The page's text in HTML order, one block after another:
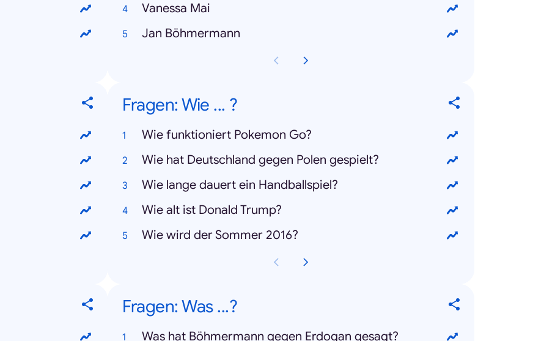
Vanessa Mai
Jan Böhmermann
Fragen: Wie ... ?
Wie funktioniert Pokemon Go?
Wie hat Deutschland gegen Polen gespielt?
Wie lange dauert ein Handballspiel?
Wie alt ist Donald Trump?
Wie wird der Sommer 2016?
Fragen: Was ...?
Was hat Böhmermann gegen Erdogan gesagt?